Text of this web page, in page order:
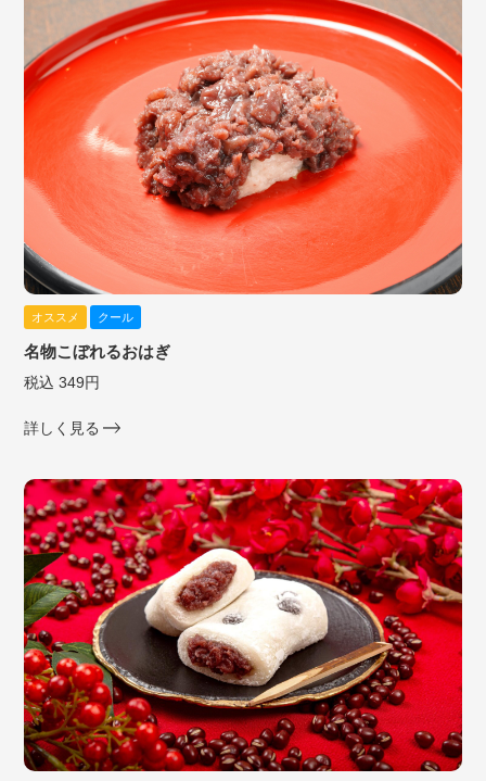
オススメ クール
名物こぼれるおはぎ
税込 349円
詳しく見る